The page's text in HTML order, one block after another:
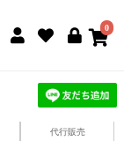
0
代行販売